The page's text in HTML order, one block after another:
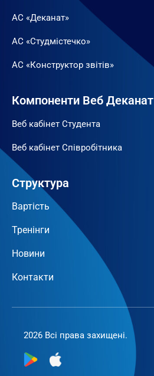
АС «Деканат»
АС «Студмістечко»
АС «Конструктор звітів»
Компоненти Веб Деканат
Веб кабінет Студента
Веб кабінет Співробітника
Структура
Вартість
Тренінги
Новини
Контакти
2026 Всі права захищені.